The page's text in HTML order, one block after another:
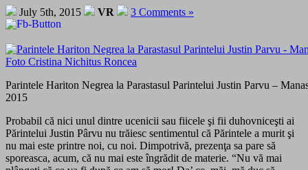
July 5th, 2015 VR 3 Comments »
Parintele Hariton Negrea la Parastasul Parintelui Justin Parvu –
2015
Probabil că nici unul dintre ucenicii sau fiicele şi fii duhovniceşti ai
Părintelui Justin Pârvu nu trăiesc sentimentul că Părintele a murit şi
nu mai este printre noi, cu noi. Dimpotrivă, prezenţa sa pare să
sporeasca, acum, că nu mai este îngrădit de materie. “Nu vă mai